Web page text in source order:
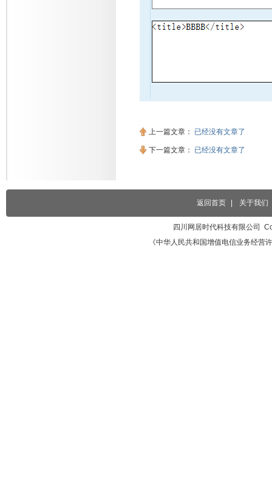
上一篇文章： 已经没有文章了
下一篇文章： 已经没有文章了
返回首页 关于我们
四川网居时代科技有限公司
《中华人民共和国增值电信业务经